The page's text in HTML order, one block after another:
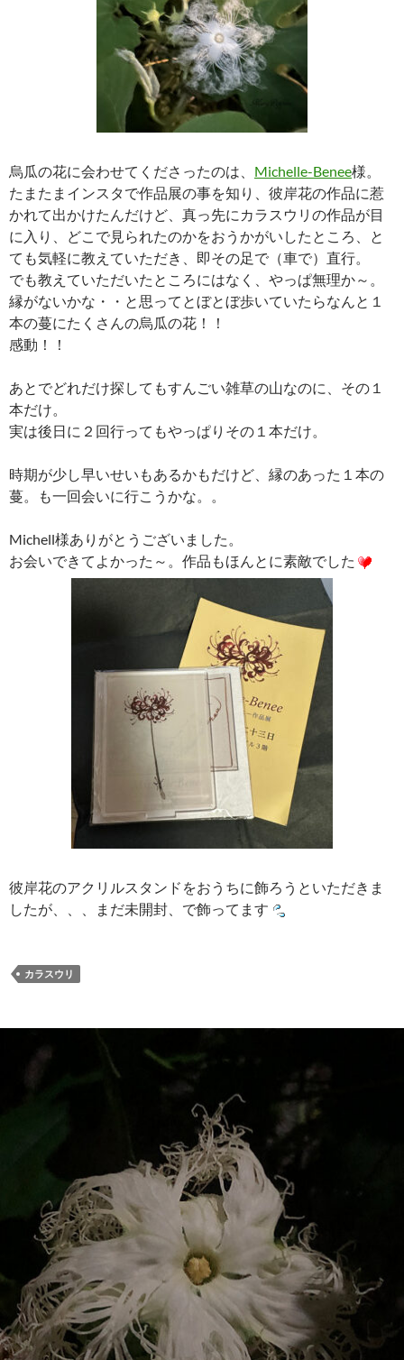
烏瓜の花に会わせてくださったのは、 Michelle-Benee様。
たまたまインスタで作品展の事を知り、彼岸花の作品に惹
かれて出かけたんだけど、真っ先にカラスウリの作品が目
に入り、どこで見られたのかをおうかがいしたところ、と
ても気軽に教えていただき、即その足で（車で）直行。
でも教えていただいたところにはなく、やっぱ無理か～。
縁がないかな・・と思ってとぼとぼ歩いていたらなんと１
本の蔓にたくさんの烏瓜の花！！
感動！！
あとでどれだけ探してもすんごい雑草の山なのに、その１
本だけ。
実は後日に２回行ってもやっぱりその１本だけ。
時期が少し早いせいもあるかもだけど、縁のあった１本の
蔓。も一回会いに行こうかな。。
Michell様ありがとうございました。
お会いできてよかった～。作品もほんとに素敵でした
彼岸花のアクリルスタンドをおうちに飾ろうといただきま
したが、、、まだ未開封、で飾ってます
カラスウリ